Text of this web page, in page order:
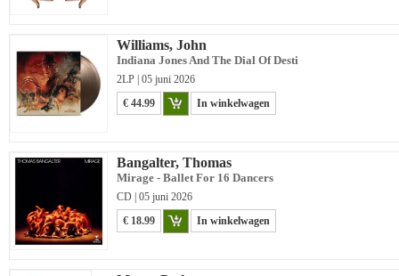
Williams, John
Indiana Jones And The Dial Of Desti
2LP | 05 juni 2026
€ 44.99
In winkelwagen
Bangalter, Thomas
Mirage - Ballet For 16 Dancers
CD | 05 juni 2026
€ 18.99
In winkelwagen